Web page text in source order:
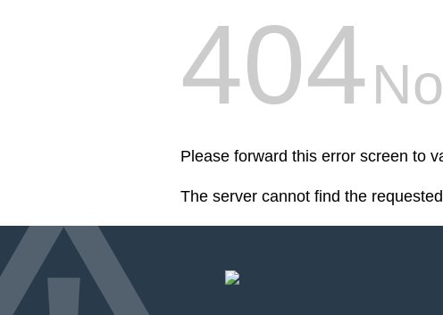
404
Please forward this error screen to
The server cannot find the